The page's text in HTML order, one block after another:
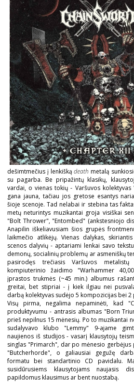
dešimtmečius į lenkiškądeath metalą
su pagarba. Be pripažintų klasikų,
vardai, o vienas tokių - Varšuvos kolektyvas
gana jauna, tačiau jos gretose esantys
šioje scenoje. Tad nelabai ir stebina tas
metų neturintys muzikantai groja visiškai
"Bolt Thrower", "Entombed" (ankstesniojo
Anapilin iškeliavusiam šios grupės
laikmečio atlikėjų. Vienas dalykas,
scenos dalyvių - aptariami lenkai savo
demonų, socialinių problemų ar asmeniškų
pasirodęs trečiasis Varšuvos
kompiuterinio žaidimo "Warhammer
įprastos trukmės (~45 min.) albumus
greitai, bet stipriai - į kiek ilgiau nei
darbą kolektyvas sudėjo 5 kompozicijas bei
Visų pirma, negalima nepaminėti, kad
produktyvumu - antrasis albumas "Born
prieš nepilnus 15 mėnesių. Po to muzikantai
sudalyvavo klubo "Lemmy" 9-ajame
naujienos iš studijos - vasarį klausytojų
singlas "Primarch", dar po mėnesio
"Butcherhorde", o galiausiai gegužę
formatu bei standartinio CD pavidalu.
susidūrusiems klausytojams naujasis
papildomus klausimus ar bent nuostabą.